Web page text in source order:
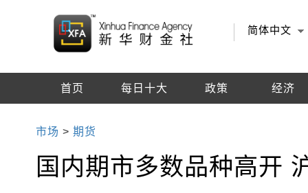
简体中文
首页 每日十大 政策 经济
市场 >期货
国内期市多数品种高开